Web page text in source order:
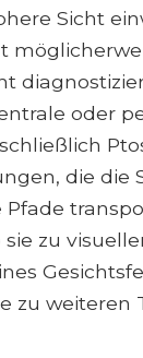
Sicht
oder
die die
Pfade
zu
zu weiteren